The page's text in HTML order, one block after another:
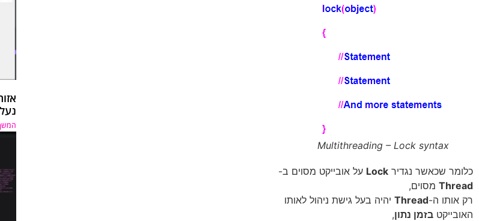
Multithreading – Lock syntax
כלומר שכאשר נגדיר Lock על אובייקט מסוים ב-
Thread מסוים,
רק אותו ה-Thread יהיה בעל גישת ניהול לאותו
האובייקט בזמן נתון,